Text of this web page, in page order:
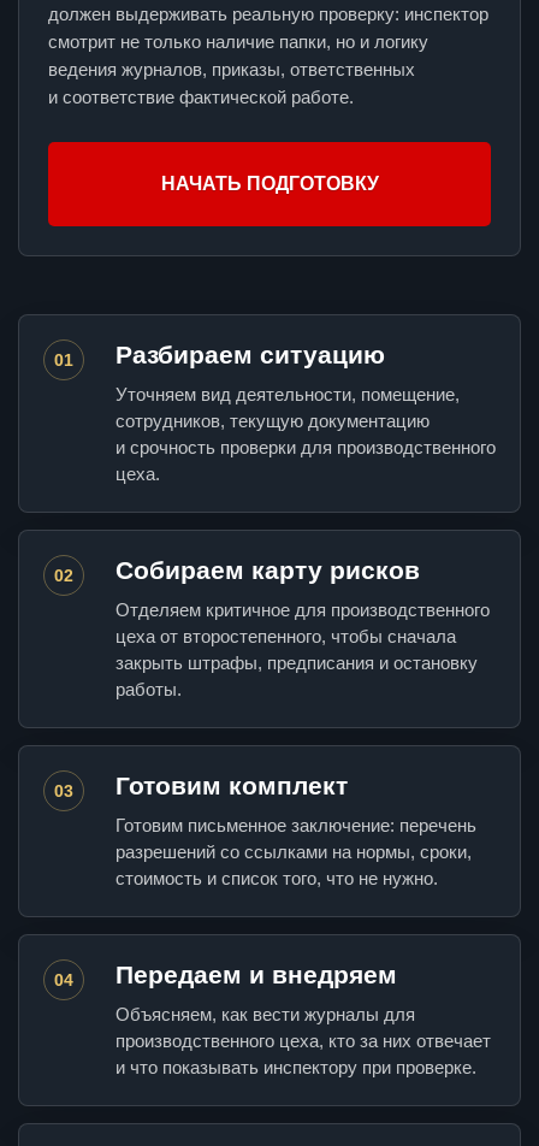
должен выдерживать реальную проверку: инспектор
смотрит не только наличие папки, но и логику
ведения журналов, приказы, ответственных
и соответствие фактической работе.
НАЧАТЬ ПОДГОТОВКУ
01 Разбираем ситуацию
Уточняем вид деятельности, помещение,
сотрудников, текущую документацию
и срочность проверки для производственного
цеха.
02 Собираем карту рисков
Отделяем критичное для производственного
цеха от второстепенного, чтобы сначала
закрыть штрафы, предписания и остановку
работы.
03 Готовим комплект
Готовим письменное заключение: перечень
разрешений со ссылками на нормы, сроки,
стоимость и список того, что не нужно.
04 Передаем и внедряем
Объясняем, как вести журналы для
производственного цеха, кто за них отвечает
и что показывать инспектору при проверке.